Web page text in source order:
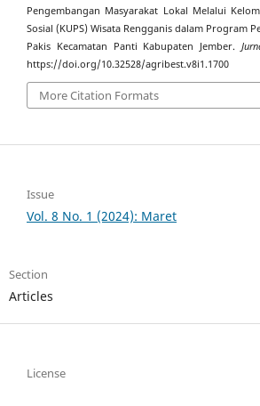
Pengembangan Masyarakat Lokal Melalui
Sosial (KUPS) Wisata Rengganis dalam Program
Pakis Kecamatan Panti Kabupaten Jember.
https://doi.org/10.32528/agribest.v8i1.1700
More Citation Formats
Issue
Vol. 8 No. 1 (2024): Maret
Section
Articles
License